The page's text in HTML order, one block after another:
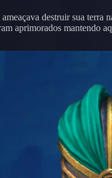
destruir sua terra
aprimorados mantendo